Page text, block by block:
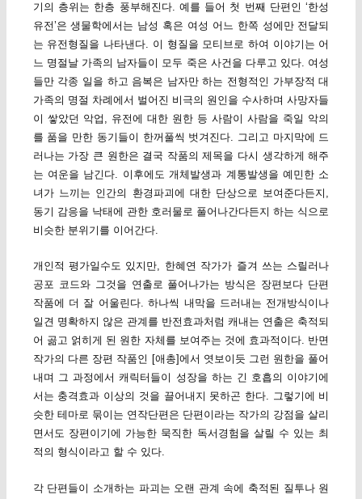
기의 층위는 한층 풍부해진다. 예를 들어 첫 번째 단편인 ‘한성
유전’은 생물학에서는 남성 혹은 여성 어느 한쪽 성에만 전달되
는 유전형질을 나타낸다. 이 형질을 모티브로 하여 이야기는 어
느 명절날 가족의 남자들이 모두 죽은 사건을 다루고 있다. 여성
들만 각종 일을 하고 음복은 남자만 하는 전형적인 가부장적 대
가족의 명절 차례에서 벌어진 비극의 원인을 수사하며 사망자들
이 쌓았던 악업, 유전에 대한 원한 등 사람이 사람을 죽일 악의
를 품을 만한 동기들이 한꺼풀씩 벗겨진다. 그리고 마지막에 드
러나는 가장 큰 원한은 결국 작품의 제목을 다시 생각하게 해주
는 여운을 남긴다. 이후에도 개체발생과 계통발생을 예민한 소
녀가 느끼는 인간의 환경파괴에 대한 단상으로 보여준다든지,
동기 감응을 낙태에 관한 호러물로 풀어나간다든지 하는 식으로
비슷한 분위기를 이어간다.
개인적 평가일수도 있지만, 한혜연 작가가 즐겨 쓰는 스릴러나
공포 코드와 그것을 연출로 풀어나가는 방식은 장편보다 단편
작품에 더 잘 어울린다. 하나씩 내막을 드러내는 전개방식이나
일견 명확하지 않은 관계를 반전효과처럼 캐내는 연출은 축적되
어 곪고 얽히게 된 원한 자체를 보여주는 것에 효과적이다. 반면
작가의 다른 장편 작품인 [애총]에서 엿보이듯 그런 원한을 풀어
내며 그 과정에서 캐릭터들이 성장을 하는 긴 호흡의 이야기에
서는 충격효과 이상의 것을 끌어내지 못하곤 한다. 그렇기에 비
슷한 테마로 묶이는 연작단편은 단편이라는 작가의 강점을 살리
면서도 장편이기에 가능한 묵직한 독서경험을 살릴 수 있는 최
적의 형식이라고 할 수 있다.
각 단편들이 소개하는 파괴는 오랜 관계 속에 축적된 질투나 원